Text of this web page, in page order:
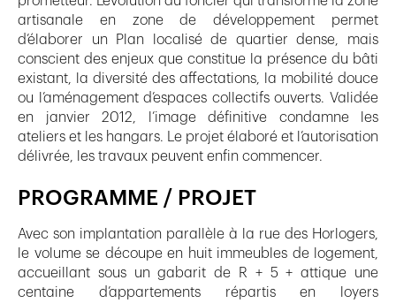
artisanale en zone de développement permet
d’élaborer un Plan localisé de quartier dense, mais
conscient des enjeux que constitue la présence du bâti
existant, la diversité des affectations, la mobilité douce
ou l’aménagement d’espaces collectifs ouverts. Validée
en janvier 2012, l’image définitive condamne les
ateliers et les hangars. Le projet élaboré et l’autorisation
délivrée, les travaux peuvent enfin commencer.
PROGRAMME / PROJET
Avec son implantation parallèle à la rue des Horlogers,
le volume se découpe en huit immeubles de logement,
accueillant sous un gabarit de R + 5 + attique une
centaine d’appartements répartis en loyers